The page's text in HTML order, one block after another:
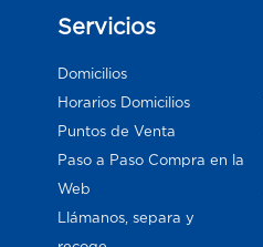
Servicios
Domicilios
Horarios Domicilios
Puntos de Venta
Paso a Paso Compra en la
Web
Llámanos, separa y